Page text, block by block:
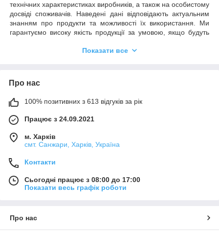
технічних характеристиках виробників, а також на особистому
досвіді споживачів. Наведені дані відповідають актуальним
знанням про продукти та можливості їх використання. Ми
гарантуємо високу якість продукції за умовою, якщо будуть
Необхідним є пробне тестування обраного продукту у зв'язку
застосування продуктів, якщо на кінцевий результат мали
вплив фактори, що знаходяться поза зоною нашого
контролю.
Показати все
Про нас
100% позитивних з 613 відгуків за рік
Працює з 24.09.2021
м. Харків
смт. Санжари, Харків, Україна
Контакти
Сьогодні працює з 08:00 до 17:00
Показати весь графік роботи
Про нас